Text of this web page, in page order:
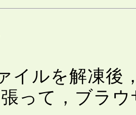
イルを解凍後
って，ブラ